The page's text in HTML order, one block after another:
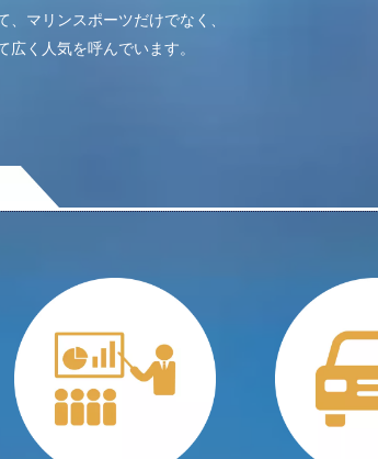
マリンスポーツだけでなく、
く人気を呼んでいます。